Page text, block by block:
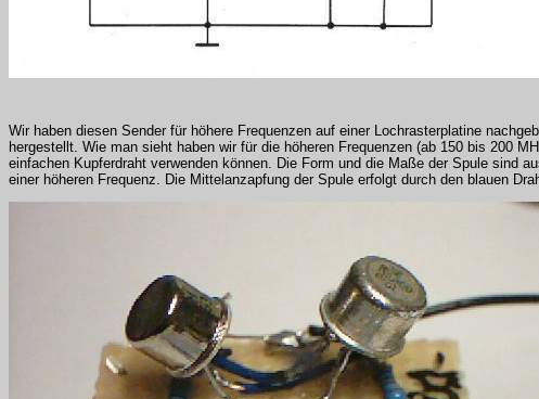
Wir haben diesen Sender für höhere Frequenzen auf einer Lochrasterplatine
hergestellt. Wie man sieht haben wir für die höheren Frequenzen (ab 150 bis 200
einfachen Kupferdraht verwenden können. Die Form und die Maße der Spule sind
einer höheren Frequenz. Die Mittelanzapfung der Spule erfolgt durch den blauen